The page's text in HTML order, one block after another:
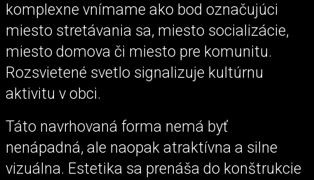
komplexne vnímame ako bod označujúci
miesto stretávania sa, miesto socializácie,
miesto domova či miesto pre komunitu.
Rozsvietené svetlo signalizuje kultúrnu
aktivitu v obci.
Táto navrhovaná forma nemá byť
nenápadná, ale naopak atraktívna a silne
vizuálna. Estetika sa prenáša do konštrukcie